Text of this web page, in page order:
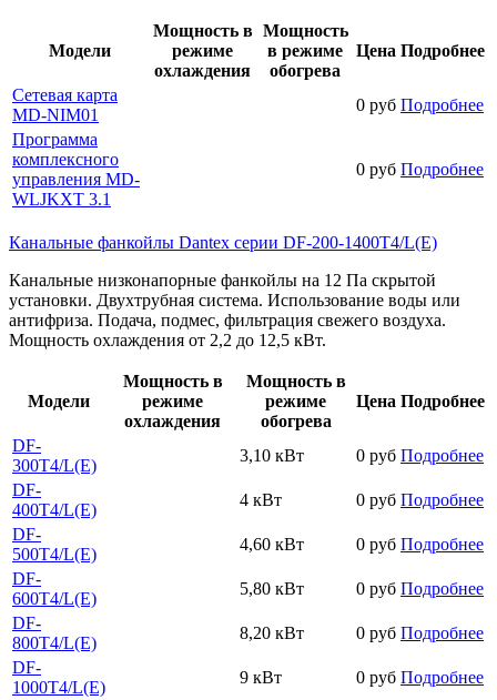
Модели
Мощность в
режиме
охлаждения
Мощность
в режиме
обогрева
Цена Подробнее
Сетевая карта
MD-NIM01
0 руб Подробнее
Программа
комплексного
управления MD-
WLJKXT 3.1
0 руб Подробнее
Канальные фанкойлы Dantex серии DF-200-1400T4/L(E)
Канальные низконапорные фанкойлы на 12 Па скрытой
установки. Двухтрубная система. Использование воды или
антифриза. Подача, подмес, фильтрация свежего воздуха.
Мощность охлаждения от 2,2 до 12,5 кВт.
Модели
Мощность в
режиме
охлаждения
Мощность в
режиме
обогрева
Цена Подробнее
DF-
300T4/L(E)
3,10 кВт 0 руб Подробнее
DF-
400T4/L(E)
4 кВт 0 руб Подробнее
DF-
500T4/L(E)
4,60 кВт 0 руб Подробнее
DF-
600T4/L(E)
5,80 кВт 0 руб Подробнее
DF-
800T4/L(E)
8,20 кВт 0 руб Подробнее
DF-
1000T4/L(E)
9 кВт 0 руб Подробнее